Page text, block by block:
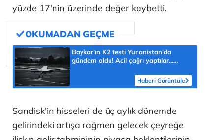
yüzde 17'nin üzerinde değer kaybetti.
Baykar'ın K2 testi Yunanistan'da
gündem oldu! Acil çağrı yaptılar...
Haberi Görüntüle
Sandisk'in hisseleri de üç aylık dönemde
gelirindeki artışa rağmen gelecek çeyreğe